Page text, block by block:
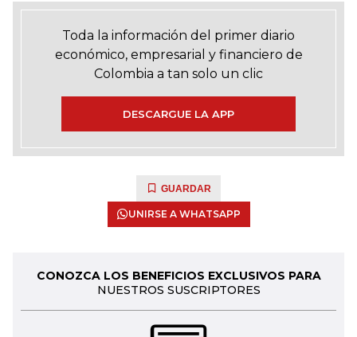
Toda la información del primer diario
económico, empresarial y financiero de
Colombia a tan solo un clic
DESCARGUE LA APP
GUARDAR
UNIRSE A WHATSAPP
CONOZCA LOS BENEFICIOS EXCLUSIVOS PARA
NUESTROS SUSCRIPTORES